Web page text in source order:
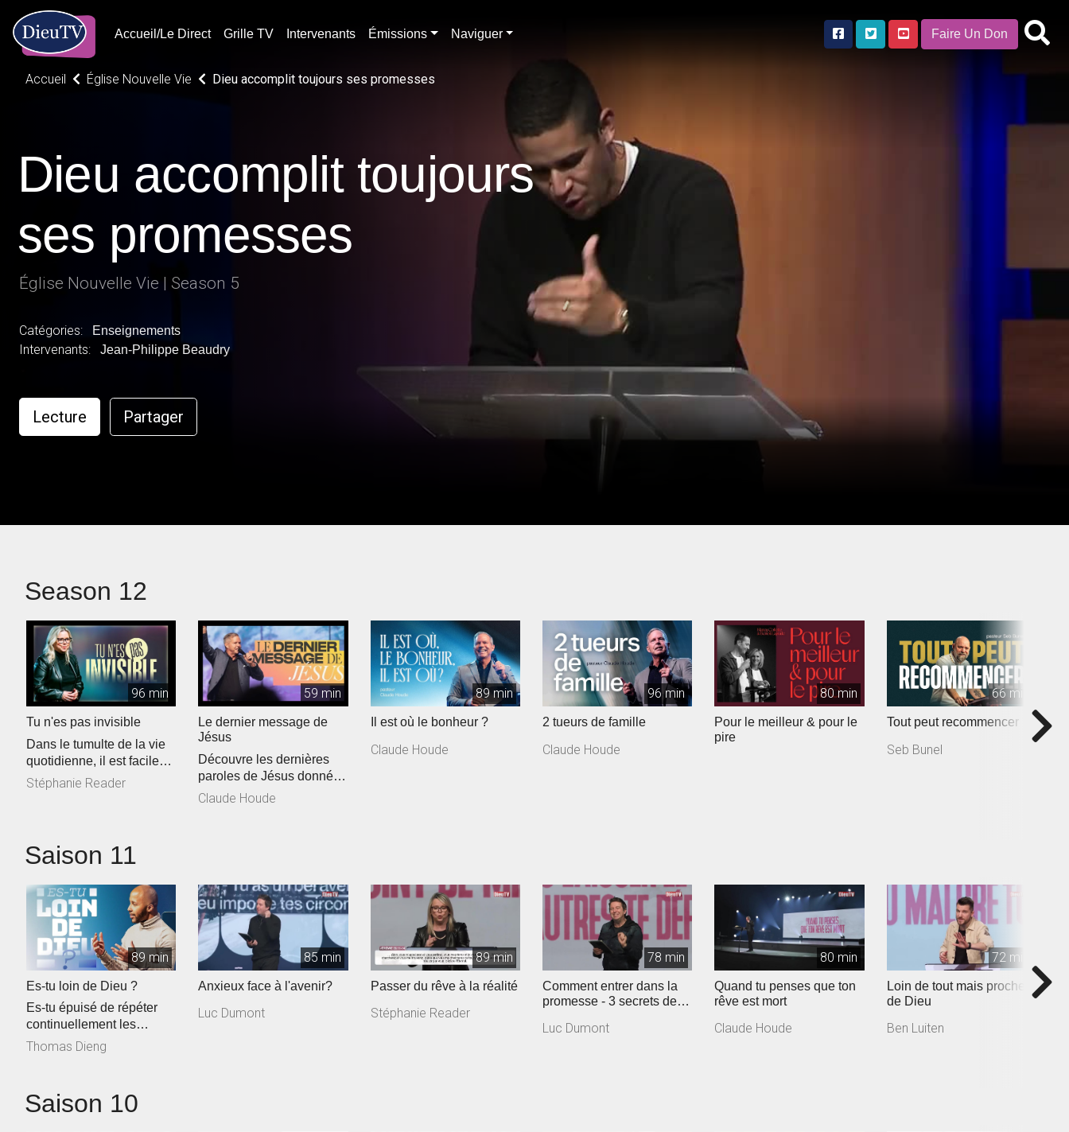
Accueil/Le Direct Grille TV Intervenants Émissions Naviguer Faire Un Don
Accueil Église Nouvelle Vie Dieu accomplit toujours ses promesses
Dieu accomplit toujours
ses promesses
Église Nouvelle Vie | Season 5
Catégories: Enseignements
Intervenants: Jean-Philippe Beaudry
Lecture Partager
Season 12
96 min
Tu n'es pas invisible
Dans le tumulte de la vie
quotidienne, il est facile
de se sentir invisible ou i...
Stéphanie Reader
59 min
Le dernier message de
Jésus
Découvre les dernières
paroles de Jésus données
dans le livre des Actes
Claude Houde
89 min
Il est où le bonheur ?
Claude Houde
96 min
2 tueurs de famille
Claude Houde
80 min
Pour le meilleur & pour le
pire
66 min
Tout peut recommencer
Seb Bunel
Saison 11
89 min
Es-tu loin de Dieu ?
Es-tu épuisé de répéter
continuellement les
mêmes erreurs? Le
Thomas Dieng
85 min
Anxieux face à l'avenir?
Luc Dumont
89 min
Passer du rêve à la réalité
Stéphanie Reader
78 min
Comment entrer dans la
promesse - 3 secrets de la
Luc Dumont
80 min
Quand tu penses que ton
rêve est mort
Claude Houde
72 min
Loin de tout mais proche
de Dieu
Ben Luiten
Saison 10